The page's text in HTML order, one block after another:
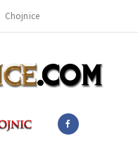
Chojnice